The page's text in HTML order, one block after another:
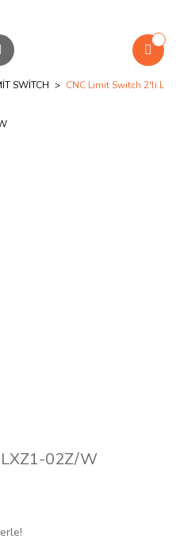
SWİTCH CNC Limit Switch 2'li
02Z/W